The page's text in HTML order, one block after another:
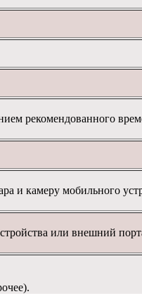
рекомендованного
и камеру мобильного
или внешний